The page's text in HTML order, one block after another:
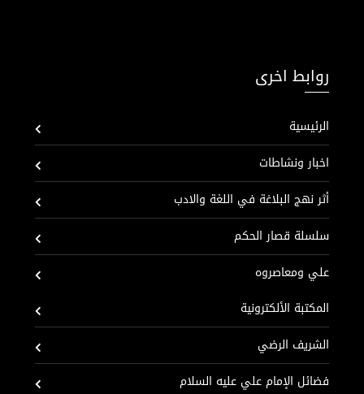
روابط اخرى
الرئيسية
اخبار ونشاطات
أثر نهج البلاغة في اللغة والادب
سلسلة قصار الحكم
علي ومعاصروه
المكتبة الألكترونية
الشريف الرضي
فضائل الإمام علي عليه السلام